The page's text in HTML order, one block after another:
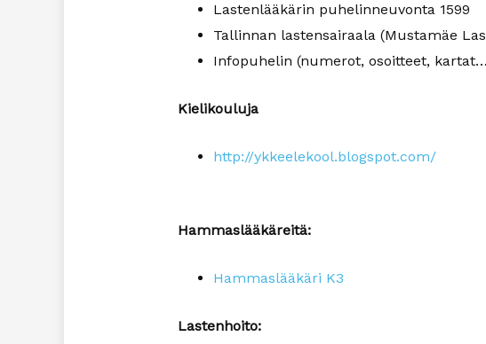
Lastenlääkärin puhelinneuvonta 1599
Tallinnan lastensairaala (Mustamäe
Infopuhelin (numerot, osoitteet,
Kielikouluja
http://ykkeelekool.blogspot.com/
Hammaslääkäreitä:
Hammaslääkäri K3
Lastenhoito: